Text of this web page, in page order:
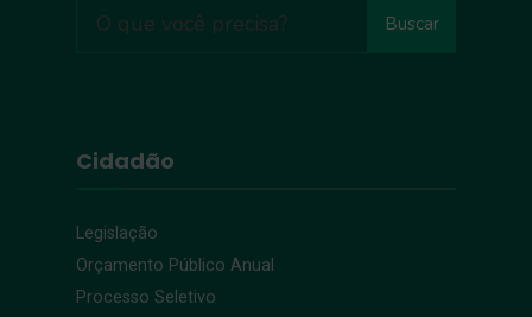
Buscar
Cidadão
Legislação
Orçamento Público Anual
Processo Seletivo